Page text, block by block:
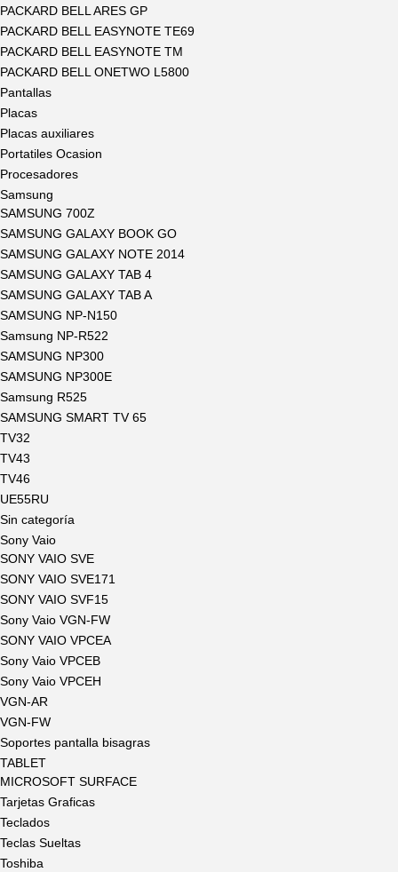
PACKARD BELL ARES GP
PACKARD BELL EASYNOTE TE69
PACKARD BELL EASYNOTE TM
PACKARD BELL ONETWO L5800
Pantallas
Placas
Placas auxiliares
Portatiles Ocasion
Procesadores
Samsung
SAMSUNG 700Z
SAMSUNG GALAXY BOOK GO
SAMSUNG GALAXY NOTE 2014
SAMSUNG GALAXY TAB 4
SAMSUNG GALAXY TAB A
SAMSUNG NP-N150
Samsung NP-R522
SAMSUNG NP300
SAMSUNG NP300E
Samsung R525
SAMSUNG SMART TV 65
TV32
TV43
TV46
UE55RU
Sin categoría
Sony Vaio
SONY VAIO SVE
SONY VAIO SVE171
SONY VAIO SVF15
Sony Vaio VGN-FW
SONY VAIO VPCEA
Sony Vaio VPCEB
Sony Vaio VPCEH
VGN-AR
VGN-FW
Soportes pantalla bisagras
TABLET
MICROSOFT SURFACE
Tarjetas Graficas
Teclados
Teclas Sueltas
Toshiba